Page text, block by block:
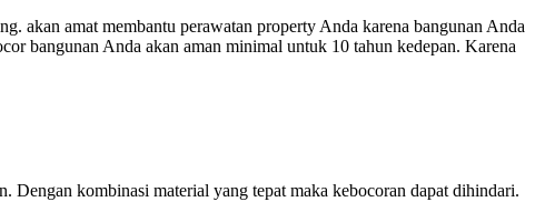
akan amat membantu perawatan property Anda karena bangunan Anda
bangunan Anda akan aman minimal untuk 10 tahun kedepan. Karena
Dengan kombinasi material yang tepat maka kebocoran dapat dihindari.